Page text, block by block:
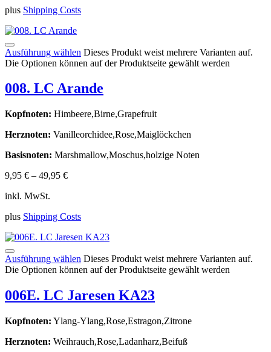
plus Shipping Costs
Ausführung wählen Dieses Produkt weist mehrere Varianten auf.
Die Optionen können auf der Produktseite gewählt werden
008. LC Arande
Kopfnoten: Himbeere,Birne,Grapefruit
Herznoten: Vanilleorchidee,Rose,Maiglöckchen
Basisnoten: Marshmallow,Moschus,holzige Noten
9,95 € – 49,95 €
inkl. MwSt.
plus Shipping Costs
Ausführung wählen Dieses Produkt weist mehrere Varianten auf.
Die Optionen können auf der Produktseite gewählt werden
006E. LC Jaresen KA23
Kopfnoten: Ylang-Ylang,Rose,Estragon,Zitrone
Herznoten: Weihrauch,Rose,Ladanharz,Beifuß